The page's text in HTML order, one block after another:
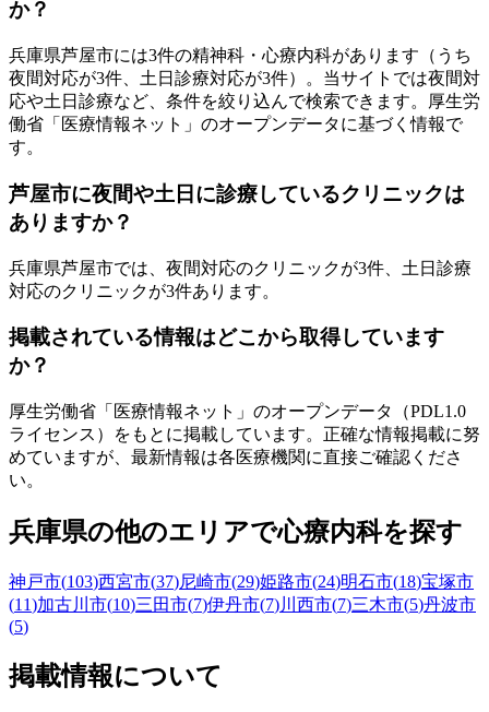
か？
兵庫県芦屋市には3件の精神科・心療内科があります （うち
夜間対応が3件、土日診療対応が3件）
。当サイトでは夜間対
応や土日診療など、条件を絞り込んで検索できます。厚生労
働省「医療情報ネット」のオープンデータに基づく情報で
す。
芦屋市に夜間や土日に診療しているクリニックは
ありますか？
兵庫県芦屋市では、夜間対応のクリニックが3件、土日診療
対応のクリニックが3件あります。
掲載されている情報はどこから取得しています
か？
厚生労働省「医療情報ネット」のオープンデータ（PDL1.0
ライセンス）をもとに掲載しています。正確な情報掲載に努
めていますが、最新情報は各医療機関に直接ご確認くださ
い。
兵庫県の他のエリアで心療内科を探す
神戸市(103)西宮市(37)尼崎市(29)姫路市(24)明石市(18)宝塚市
(11)加古川市(10)三田市(7)伊丹市(7)川西市(7)三木市(5)丹波市
(5)
掲載情報について